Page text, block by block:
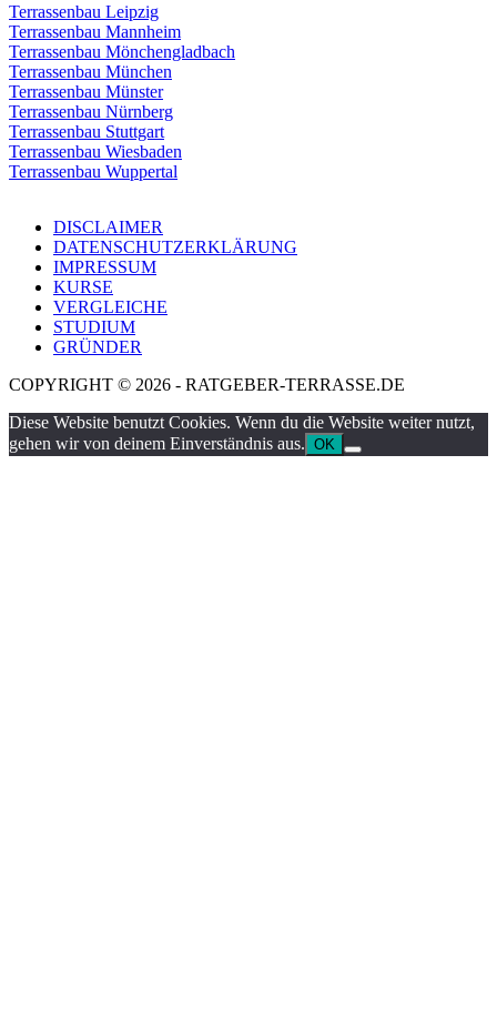
Terrassenbau Leipzig
Terrassenbau Mannheim
Terrassenbau Mönchengladbach
Terrassenbau München
Terrassenbau Münster
Terrassenbau Nürnberg
Terrassenbau Stuttgart
Terrassenbau Wiesbaden
Terrassenbau Wuppertal
DISCLAIMER
DATENSCHUTZERKLÄRUNG
IMPRESSUM
KURSE
VERGLEICHE
STUDIUM
GRÜNDER
COPYRIGHT © 2026 - RATGEBER-TERRASSE.DE
Diese Website benutzt Cookies. Wenn du die Website weiter nutzt,
gehen wir von deinem Einverständnis aus. OK